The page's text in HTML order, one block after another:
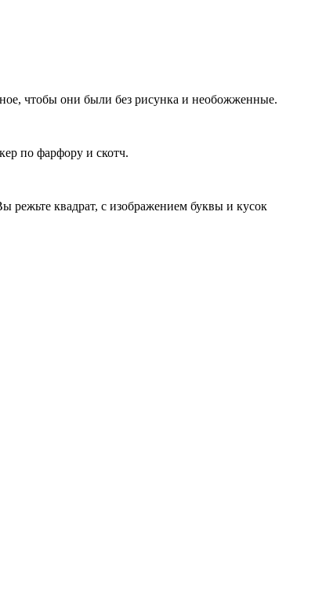
чтобы они были без рисунка и необожженные.
по фарфору и скотч.
квадрат, с изображением буквы и кусок